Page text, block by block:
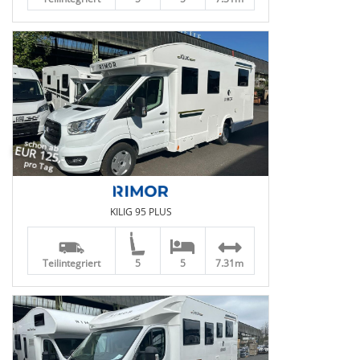
schon ab
EUR 125,-
pro Tag
KILIG 95 PLUS
Teilintegriert 5 5 7.31m